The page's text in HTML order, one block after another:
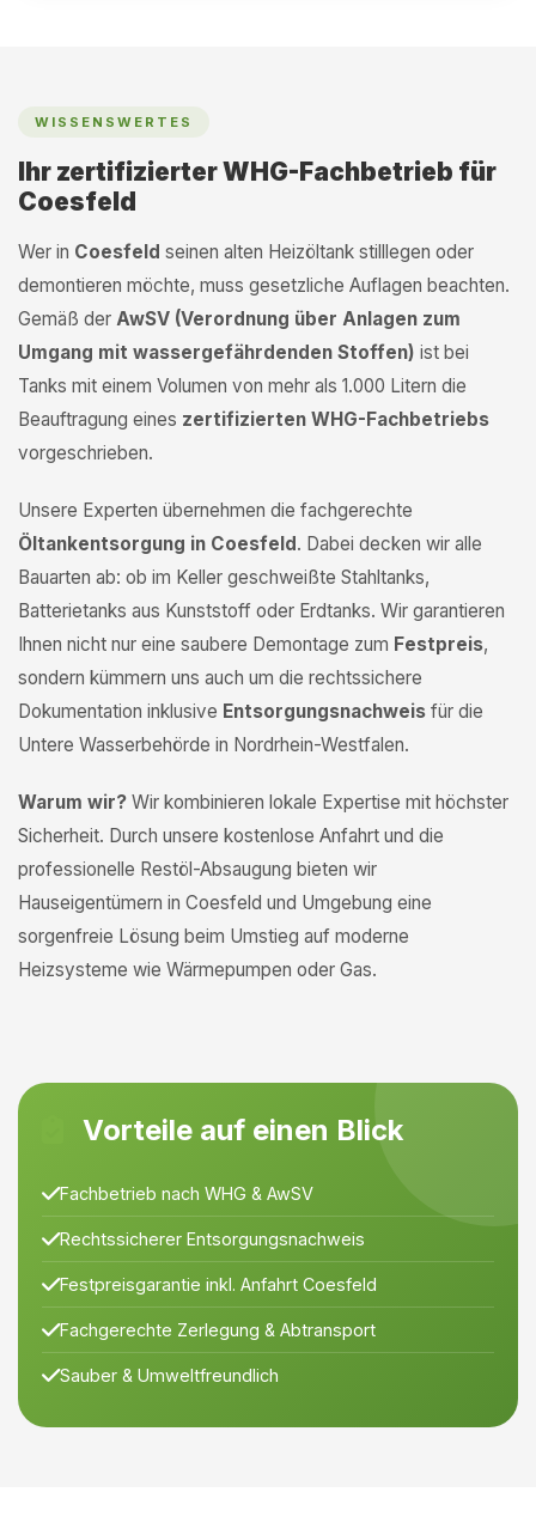
WISSENSWERTES
Ihr zertifizierter WHG-Fachbetrieb für
Coesfeld
Wer in Coesfeld seinen alten Heizöltank stilllegen oder
demontieren möchte, muss gesetzliche Auflagen beachten.
Gemäß der AwSV (Verordnung über Anlagen zum
Umgang mit wassergefährdenden Stoffen) ist bei
Tanks mit einem Volumen von mehr als 1.000 Litern die
Beauftragung eines zertifizierten WHG-Fachbetriebs
vorgeschrieben.
Unsere Experten übernehmen die fachgerechte
Öltankentsorgung in Coesfeld. Dabei decken wir alle
Bauarten ab: ob im Keller geschweißte Stahltanks,
Batterietanks aus Kunststoff oder Erdtanks. Wir garantieren
Ihnen nicht nur eine saubere Demontage zum Festpreis,
sondern kümmern uns auch um die rechtssichere
Dokumentation inklusive Entsorgungsnachweis für die
Untere Wasserbehörde in Nordrhein-Westfalen.
Warum wir? Wir kombinieren lokale Expertise mit höchster
Sicherheit. Durch unsere kostenlose Anfahrt und die
professionelle Restöl-Absaugung bieten wir
Hauseigentümern in Coesfeld und Umgebung eine
sorgenfreie Lösung beim Umstieg auf moderne
Heizsysteme wie Wärmepumpen oder Gas.
Vorteile auf einen Blick
Fachbetrieb nach WHG & AwSV
Rechtssicherer Entsorgungsnachweis
Festpreisgarantie inkl. Anfahrt Coesfeld
Fachgerechte Zerlegung & Abtransport
Sauber & Umweltfreundlich